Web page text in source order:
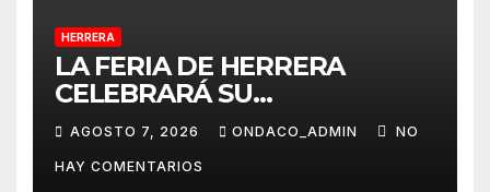
HERRERA
LA FERIA DE HERRERA
CELEBRARÁ SU
TRADICIONAL PASEO DE
CABALLISTAS, AMAZONAS Y
COCHES DE CABALLOS
AGOSTO 7, 2026 ONDACO_ADMIN NO
HAY COMENTARIOS